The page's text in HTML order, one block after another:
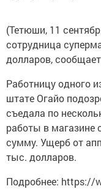
(Тетюши, 11
сотрудница
долларов,
Работницу одного
штате Огайо
съедала по
работы в магазине
сумму. Ущерб от
тыс. долларов.
Подробнее: https://